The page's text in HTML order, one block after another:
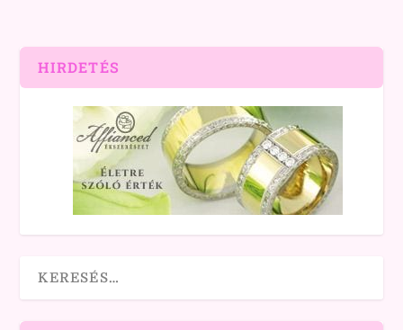
HIRDETÉS